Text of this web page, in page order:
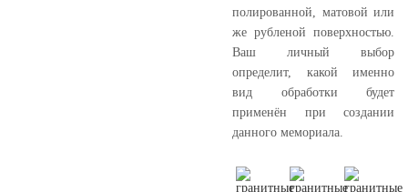
полированной, матовой или
же рубленой поверхностью.
Ваш личный выбор
определит, какой именно
вид обработки будет
применён при создании
данного мемориала.